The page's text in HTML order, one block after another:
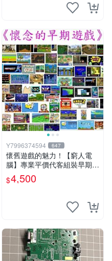
Y7996374594 647
懷舊遊戲的魅力！【窮人電
腦】專業平價代客組裝早期W
indows98/95/DOS遊戲機---
專業首選！
$4,500